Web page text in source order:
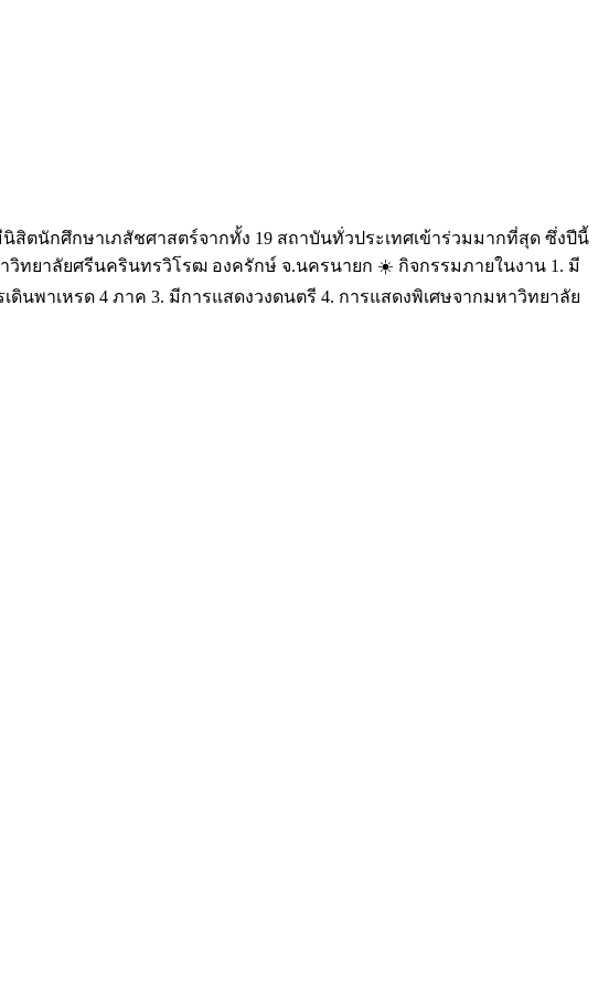
ตนักศึกษาเภสัชศาสตร์จากทั้ง 19 สถาบันทั่วประเทศเข้าร่วมมากที่สุด ซึ่งปีนี้
าวิทยาลัยศรีนครินทรวิโรฒ องครักษ์ จ.นครนายก ☀️ กิจกรรมภายในงาน 1. มี
นพาเหรด 4 ภาค 3. มีการแสดงวงดนตรี 4. การแสดงพิเศษจากมหาวิทยาลัย